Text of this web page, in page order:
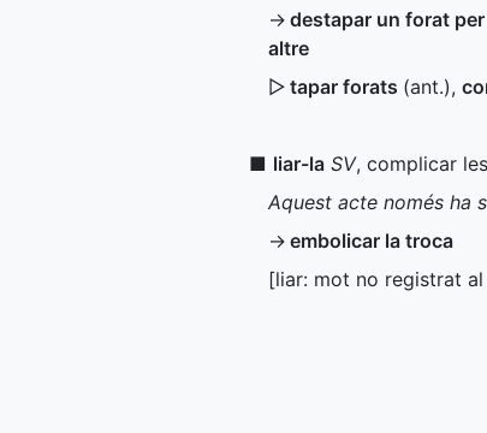
→ destapar un forat
altre
▷ tapar forats (ant.),
■ liar-la SV, complicar
Aquest acte només ha
→ embolicar la troca
[liar: mot no registrat al